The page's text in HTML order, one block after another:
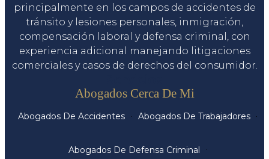
principalmente en los campos de accidentes de
tránsito y lesiones personales, inmigración,
compensación laboral y defensa criminal, con
experiencia adicional manejando litigaciones
comerciales y casos de derechos del consumidor.
Abogados Cerca De Mi
Abogados De Accidentes Abogados De Trabajadores
Abogados De Defensa Criminal